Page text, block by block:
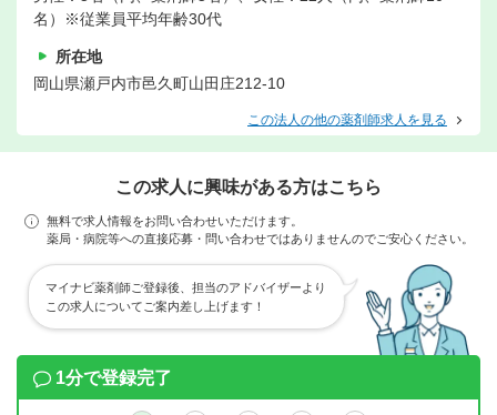
名）※従業員平均年齢30代
所在地
岡山県瀬戸内市邑久町山田庄212-10
この法人の他の薬剤師求人を見る
この求人に興味がある方はこちら
無料で求人情報をお問い合わせいただけます。
薬局・病院等への直接応募・問い合わせではありませんのでご安心ください。
マイナビ薬剤師ご登録後、担当のアドバイザーより
この求人についてご案内差し上げます！
1分で登録完了